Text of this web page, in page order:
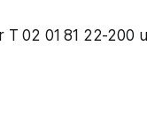
02 01 81 22-200